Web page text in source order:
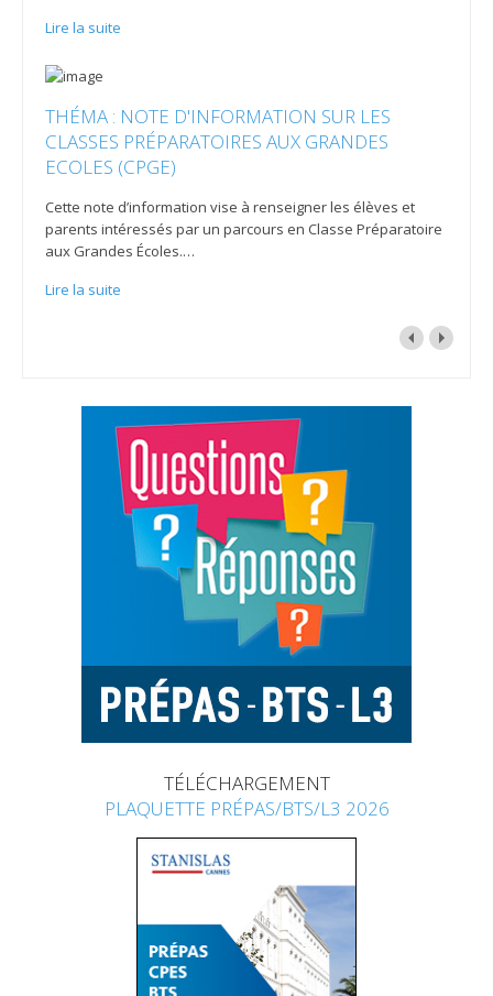
Lire la suite
THÉMA : NOTE D'INFORMATION SUR LES
CLASSES PRÉPARATOIRES AUX GRANDES
ECOLES (CPGE)
Cette note d’information vise à renseigner les élèves et
parents intéressés par un parcours en Classe Préparatoire
aux Grandes Écoles.…
Lire la suite
TÉLÉCHARGEMENT
PLAQUETTE PRÉPAS/BTS/L3 2026